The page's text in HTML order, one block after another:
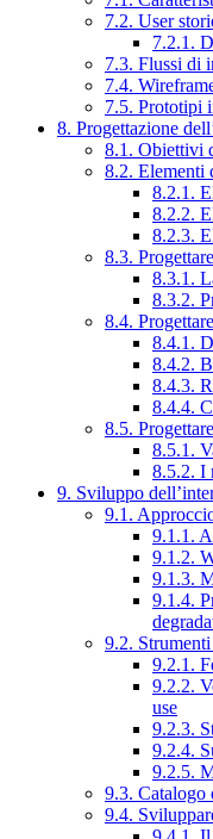
7.2. User
7.2.1.
7.3. Flussi di
7.4.
7.5. Prototipi
8. Progettazione
8.1. Obiettivi
8.2. Elementi
8.2.1.
8.2.2.
8.2.3.
8.3.
8.3.1.
8.3.2.
8.4.
8.4.1.
8.4.2.
8.4.3.
8.4.4.
8.5.
8.5.1.
8.5.2. I
9. Sviluppo
9.1.
9.1.1.
9.1.2.
9.1.3.
9.1.4.
9.2.
9.2.1.
9.2.2.
use
9.2.3.
9.2.4.
9.2.5.
9.3. Catalogo
9.4.